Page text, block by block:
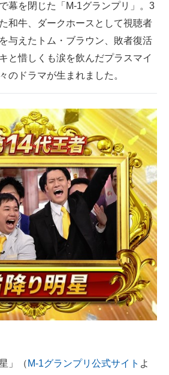
レンド
の未来
ント
説
ティ
かる
サイト
サイト
事例
を支援
幕を閉じた「M-1グランプリ」。3
和牛、ダークホースとして視聴者
与えたトム・ブラウン、敗者復活
と惜しくも涙を飲んだプラスマイ
のドラマが生まれました。
」（ M-1グランプリ公式サイト よ